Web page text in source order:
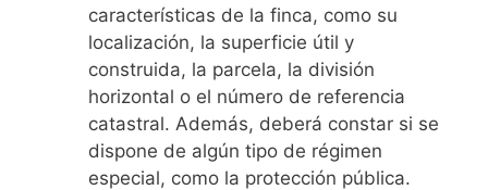
características de la finca, como su
localización, la superficie útil y
construida, la parcela, la división
horizontal o el número de referencia
catastral. Además, deberá constar si se
dispone de algún tipo de régimen
especial, como la protección pública.